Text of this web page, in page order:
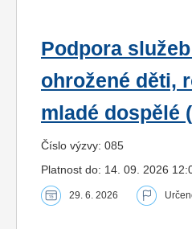
Podpora
ohrožené děti,
mladé dospělé
Číslo výzvy: 085
Platnost do: 14. 09. 2026
29. 6. 2026